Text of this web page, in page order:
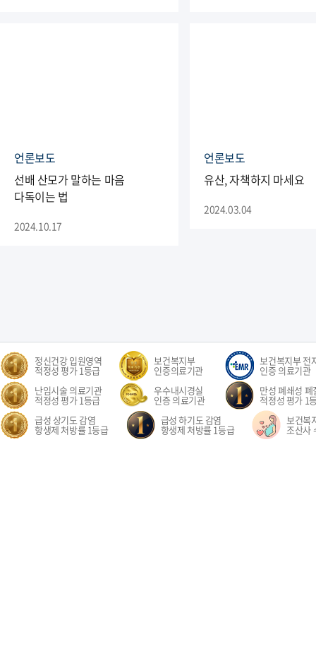
언론보도
선배 산모가 말하는 마음
다독이는 법
2024.10.17
언론보도
유산, 자책하지 마세요
2024.03.04
정신건강 입원영역
적정성 평가 1등급
보건복지부
인증의료기관
보건복지부 전
인증 의료기관
난임시술 의료기관
적정성 평가 1등급
우수내시경실
인증 의료기관
만성 폐쇄성
적정성 평가 1
급성 상기도 감염
항생제 처방률 1등급
급성 하기도 감염
항생제 처방률 1등급
보건복
조산사